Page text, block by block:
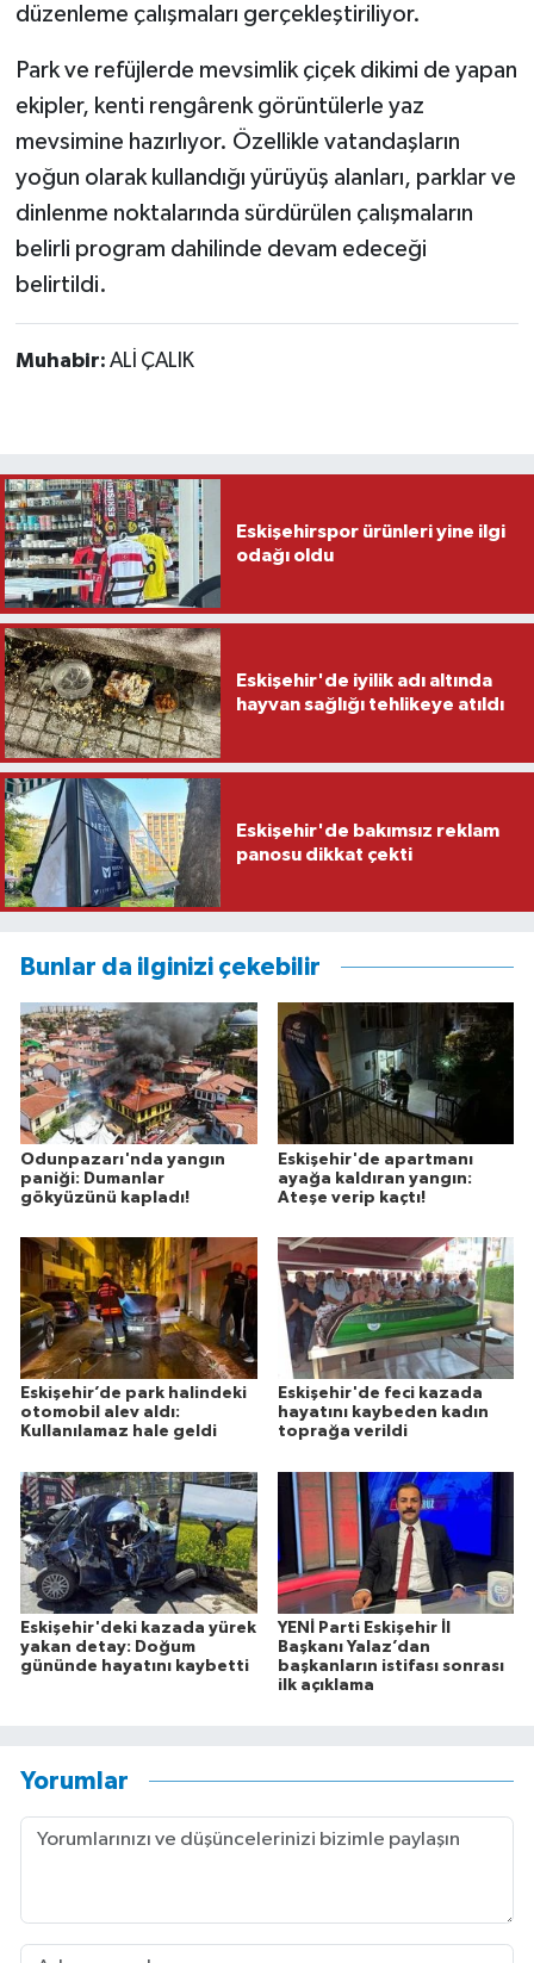
düzenleme çalışmaları gerçekleştiriliyor.
Park ve refüjlerde mevsimlik çiçek dikimi de yapan
ekipler, kenti rengârenk görüntülerle yaz
mevsimine hazırlıyor. Özellikle vatandaşların
yoğun olarak kullandığı yürüyüş alanları, parklar ve
dinlenme noktalarında sürdürülen çalışmaların
belirli program dahilinde devam edeceği
belirtildi.
Muhabir: ALİ ÇALIK
Eskişehirspor ürünleri yine ilgi
odağı oldu
Eskişehir'de iyilik adı altında
hayvan sağlığı tehlikeye atıldı
Eskişehir'de bakımsız reklam
panosu dikkat çekti
Bunlar da ilginizi çekebilir
Odunpazarı'nda yangın
paniği: Dumanlar
gökyüzünü kapladı!
Eskişehir'de apartmanı
ayağa kaldıran yangın:
Ateşe verip kaçtı!
Eskişehir’de park halindeki
otomobil alev aldı:
Kullanılamaz hale geldi
Eskişehir'de feci kazada
hayatını kaybeden kadın
toprağa verildi
Eskişehir'deki kazada yürek
yakan detay: Doğum
gününde hayatını kaybetti
YENİ Parti Eskişehir İl
Başkanı Yalaz’dan
başkanların istifası sonrası
ilk açıklama
Yorumlar